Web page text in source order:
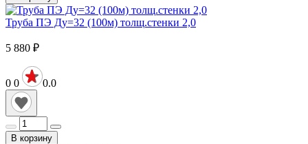
Труба ПЭ Ду=32 (100м) толщ.стенки 2,0
5 880 ₽
0 0 0.0
В корзину